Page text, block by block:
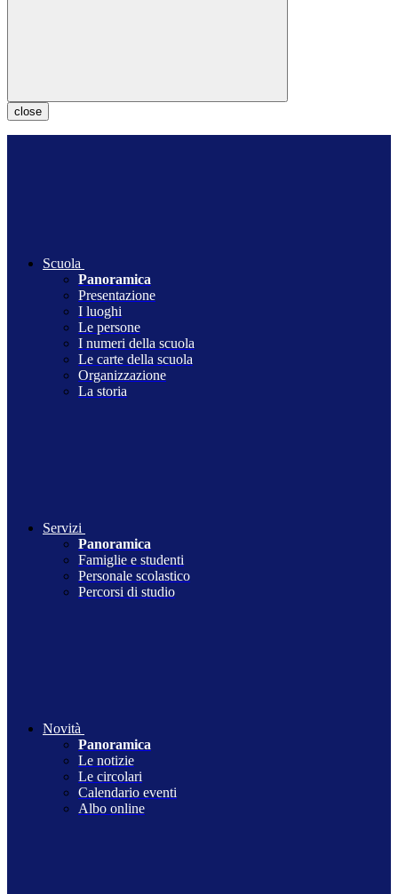
close
Scuola
Panoramica
Presentazione
I luoghi
Le persone
I numeri della scuola
Le carte della scuola
Organizzazione
La storia
Servizi
Panoramica
Famiglie e studenti
Personale scolastico
Percorsi di studio
Novità
Panoramica
Le notizie
Le circolari
Calendario eventi
Albo online